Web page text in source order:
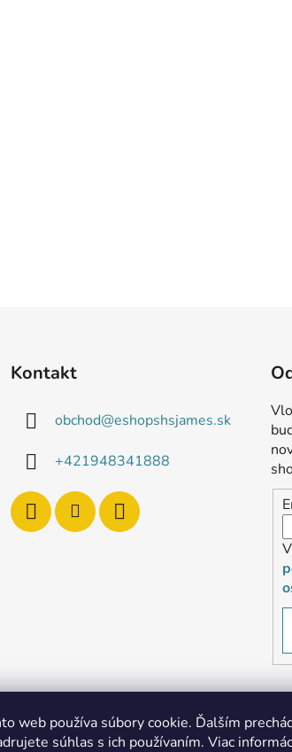
web používa súbory cookie. Ďalším
súhlas s ich používaním. Viac
Kontakt
obchod@eshopshsjames.sk
+421948341888
MôjPrvýEshop.sk